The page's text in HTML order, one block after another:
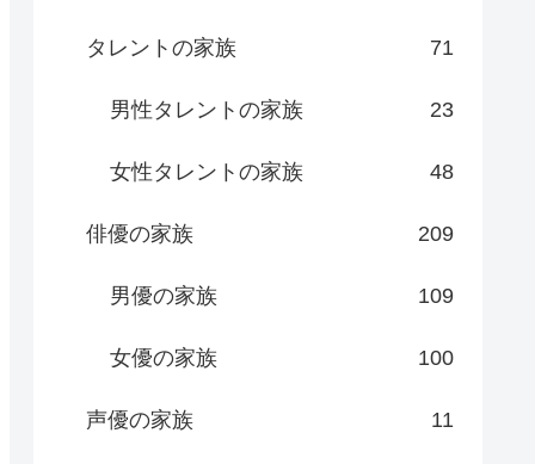
タレントの家族 71
男性タレントの家族 23
女性タレントの家族 48
俳優の家族 209
男優の家族 109
女優の家族 100
声優の家族 11